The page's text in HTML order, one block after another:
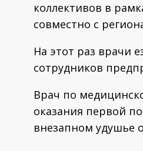
коллективов в
совместно с
На этот раз врачи
сотрудников
Врач по
оказания первой
внезапном удушье